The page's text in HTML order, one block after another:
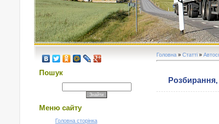
Пошук
Меню сайту
Головна сторінка
Головна » Статті »